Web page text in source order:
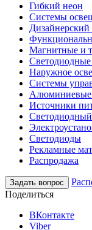
Гибкий неон
Системы
Дизайнерский
Магнитные и
Наружное
Системы
Источники
Светодиодный
Светодиоды
Рекламные
Распродажа
Задать вопрос
Поделиться
ВКонтакте
Viber